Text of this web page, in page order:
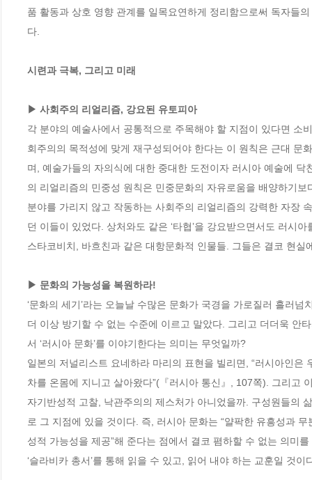
품 활동과 상호 영향 관계를 일목요연하게 정리함으로써 독자들
다.
시련과 극복, 그리고 미래
▶ 사회주의 리얼리즘, 강요된 유토피아
각 분야의 예술사에서 공통적으로 주목해야 할 지점이 있다면 소
회주의의 목적성에 맞게 재구성되어야 한다는 이 원칙은 근대 문
며, 예술가들의 자의식에 대한 중대한 도전이자 러시아 예술에
의 리얼리즘의 민중성 원칙은 민중문화의 자유로움을 배양하기
분야를 가리지 않고 작동하는 사회주의 리얼리즘의 강력한 자장
던 이들이 있었다. 상처와도 같은 ‘타협’을 강요받으면서도 러시
스타코비치, 바흐친과 같은 대항문화적 인물들. 그들은 결코 현
▶ 문화의 가능성을 복원하라!
‘문화의 세기’라는 오늘날 수많은 문화가 국경을 가로질러 흘러
더 이상 방기할 수 없는 수준에 이르고 말았다. 그리고 더더욱 안
서 ‘러시아 문화’를 이야기한다는 의미는 무엇일까?
일본의 저널리스트 요네하라 마리의 표현을 빌리면, “러시아인
차를 온몸에 지니고 살아왔다”(『러시아 통신』, 107쪽). 그리고
자기반성적 고찰, 낙관주의의 제스처가 아니었을까. 구성원들의
로 그 지점에 있을 것이다. 즉, 러시아 문화는 “얄팍한 유흥성과
성적 가능성을 제공”해 준다는 점에서 결코 폄하할 수 없는 의미
‘슬라비카 총서’를 통해 읽을 수 있고, 읽어 내야 하는 교훈일 것이